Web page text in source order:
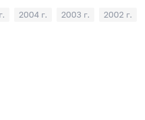
2004 г. 2003 г.
2002 г.